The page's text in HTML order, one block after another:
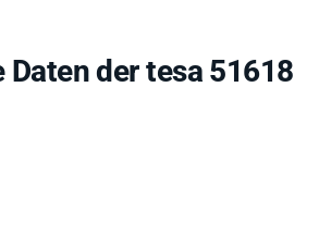
Daten der tesa 51618